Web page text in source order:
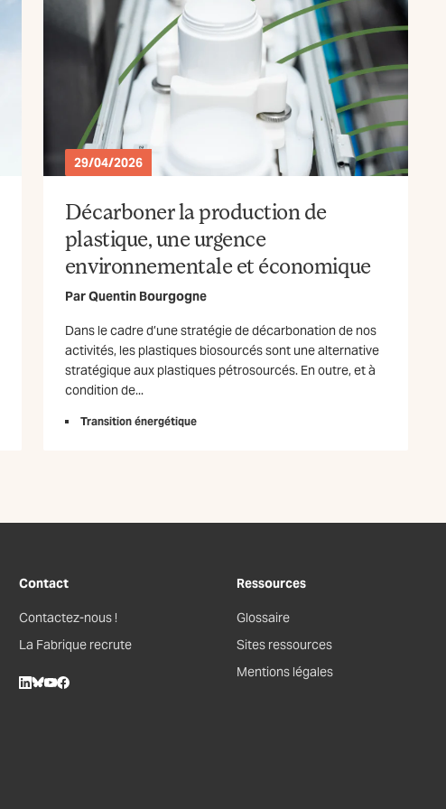
29/04/2026
Décarboner la production de
plastique, une urgence
environnementale et économique
ParQuentin Bourgogne
Dans le cadre d’une stratégie de décarbonation de nos
activités, les plastiques biosourcés sont une alternative
stratégique aux plastiques pétrosourcés. En outre, et à
condition de...
Transition énergétique
Contact
Contactez-nous !
La Fabrique recrute
Ressources
Glossaire
Sites ressources
Mentions légales